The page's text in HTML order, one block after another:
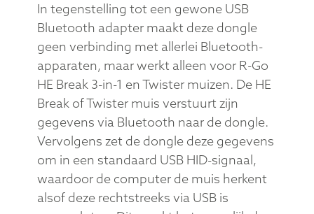
In tegenstelling tot een gewone USB
Bluetooth adapter maakt deze dongle
geen verbinding met allerlei Bluetooth-
apparaten, maar werkt alleen voor R-Go
HE Break 3-in-1 en Twister muizen. De HE
Break of Twister muis verstuurt zijn
gegevens via Bluetooth naar de dongle.
Vervolgens zet de dongle deze gegevens
om in een standaard USB HID-signaal,
waardoor de computer de muis herkent
alsof deze rechtstreeks via USB is